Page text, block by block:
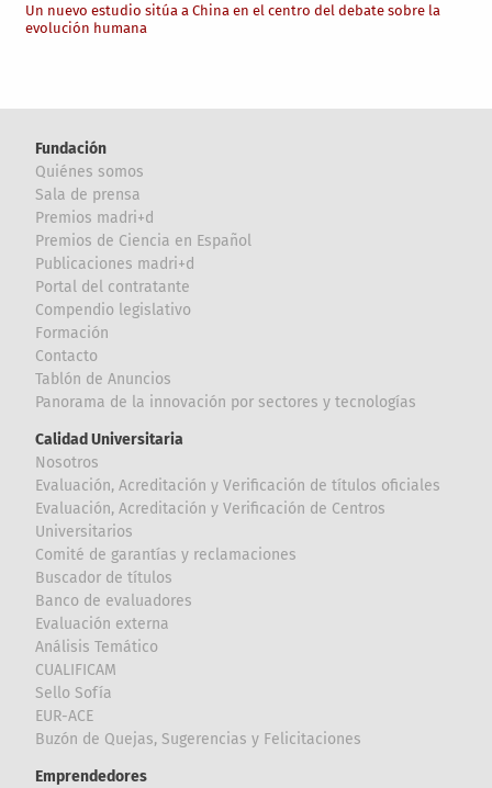
Un nuevo estudio sitúa a China en el centro del debate sobre la
evolución humana
Fundación
Quiénes somos
Sala de prensa
Premios madri+d
Premios de Ciencia en Español
Publicaciones madri+d
Portal del contratante
Compendio legislativo
Formación
Contacto
Tablón de Anuncios
Panorama de la innovación por sectores y tecnologías
Calidad Universitaria
Nosotros
Evaluación, Acreditación y Verificación de títulos oficiales
Evaluación, Acreditación y Verificación de Centros
Universitarios
Comité de garantías y reclamaciones
Buscador de títulos
Banco de evaluadores
Evaluación externa
Análisis Temático
CUALIFICAM
Sello Sofía
EUR-ACE
Buzón de Quejas, Sugerencias y Felicitaciones
Emprendedores